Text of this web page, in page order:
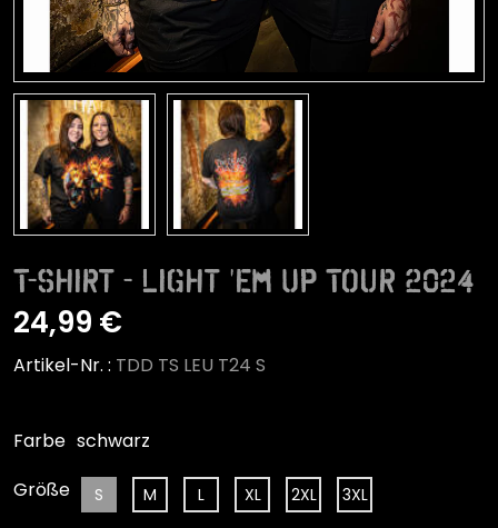
T-Shirt - Light 'Em Up Tour 2024
24,99 €
Artikel-Nr. : TDD TS LEU T24 S
Farbe schwarz
Größe
S M L XL 2XL 3XL